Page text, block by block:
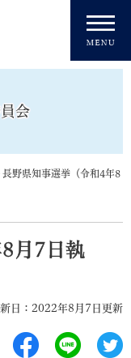
会
長野県知事選挙（令和4年8
月7日執
日：2022年8月7日更新